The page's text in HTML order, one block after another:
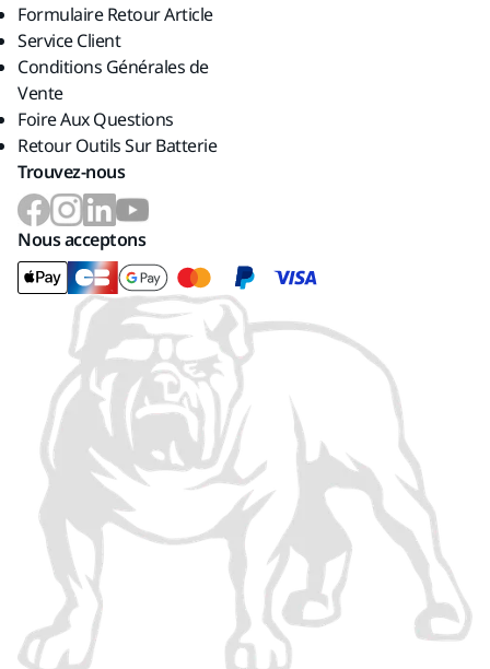
Formulaire Retour Article
Service Client
Conditions Générales de
Vente
Foire Aux Questions
Retour Outils Sur Batterie
Trouvez-nous
Nous acceptons